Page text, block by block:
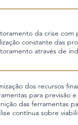
da crise com
constante das
através de
dos recursos
para previsão
das ferramentas
contínua sobre